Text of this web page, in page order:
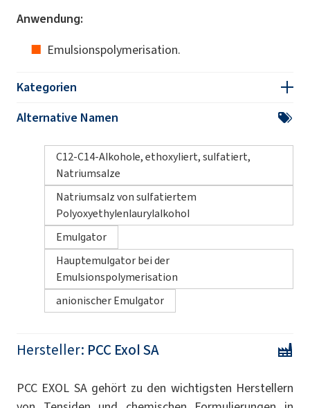
Anwendung:
Emulsionspolymerisation.
Kategorien
Alternative Namen
C12-C14-Alkohole, ethoxyliert, sulfatiert,
Natriumsalze
Natriumsalz von sulfatiertem
Polyoxyethylenlaurylalkohol
Emulgator
Hauptemulgator bei der
Emulsionspolymerisation
anionischer Emulgator
Hersteller: PCC Exol SA
PCC EXOL SA gehört zu den wichtigsten Herstellern